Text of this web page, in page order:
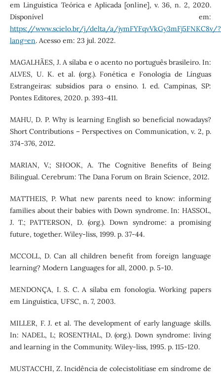
em Linguística Teórica e Aplicada [online], v. 36, n. 2, 2020.
Disponível em:
https://www.scielo.br/j/delta/a/jymFYFqvVkGy3mFj5FNKC8v/?
lang=en. Acesso em: 23 jul. 2022.
MAGALHÃES, J. A sílaba e o acento no português brasileiro. In:
ALVES, U. K. et al. (org.). Fonética e Fonologia de Línguas
Estrangeiras: subsídios para o ensino. 1. ed. Campinas, SP:
Pontes Editores, 2020. p. 393-411.
MAHU, D. P. Why is learning English so beneficial nowadays?
Short Contributions – Perspectives on Communication, v. 2, p.
374-376, 2012.
MARIAN, V.; SHOOK, A. The Cognitive Benefits of Being
Bilingual. Cerebrum: The Dana Forum on Brain Science, 2012.
MATTHEIS, P. What new parents need to know: informing
families about their babies with Down syndrome. In: HASSOL,
J. T.; PATTERSON, D. (org.). Down syndrome: a promising
future, together. Wiley-liss, 1999. p. 37-44.
MCCOLL, D. Can all children benefit from foreign language
learning? Modern Languages for all, 2000. p. 5-10.
MENDONÇA, I. S. C. A sílaba em fonologia. Working papers
em Linguística, UFSC, n. 7, 2003.
MILLER, F. J. et al. The development of early language skills.
In: NADEL, L; ROSENTHAL, D. (org.). Down syndrome: living
and learning in the Community. Wiley-liss, 1995. p. 115-120.
MUSTACCHI, Z. Incidência de colecistolitíase em síndrome de